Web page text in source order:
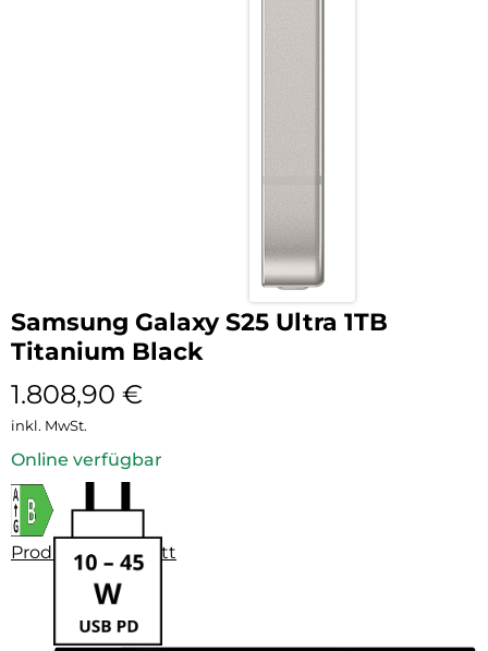
Samsung Galaxy S25 Ultra 1TB
Titanium Black
1.808,90 €
inkl. MwSt.
Online verfügbar
Produktdatenblatt